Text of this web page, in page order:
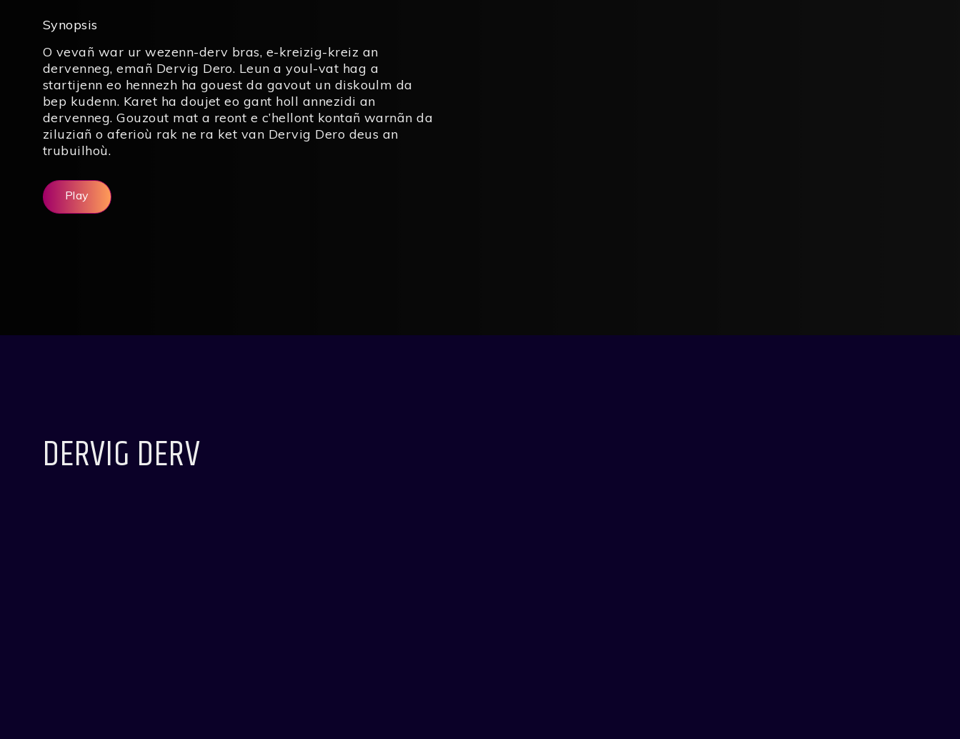
Synopsis
O vevañ war ur wezenn-derv bras, e-kreizig-kreiz an
dervenneg, emañ Dervig Dero. Leun a youl-vat hag a
startijenn eo hennezh ha gouest da gavout un diskoulm da
bep kudenn. Karet ha doujet eo gant holl annezidi an
dervenneg. Gouzout mat a reont e c’hellont kontañ warnãn da
ziluziañ o aferioù rak ne ra ket van Dervig Dero deus an
trubuilhoù.
Play
DERVIG DERV